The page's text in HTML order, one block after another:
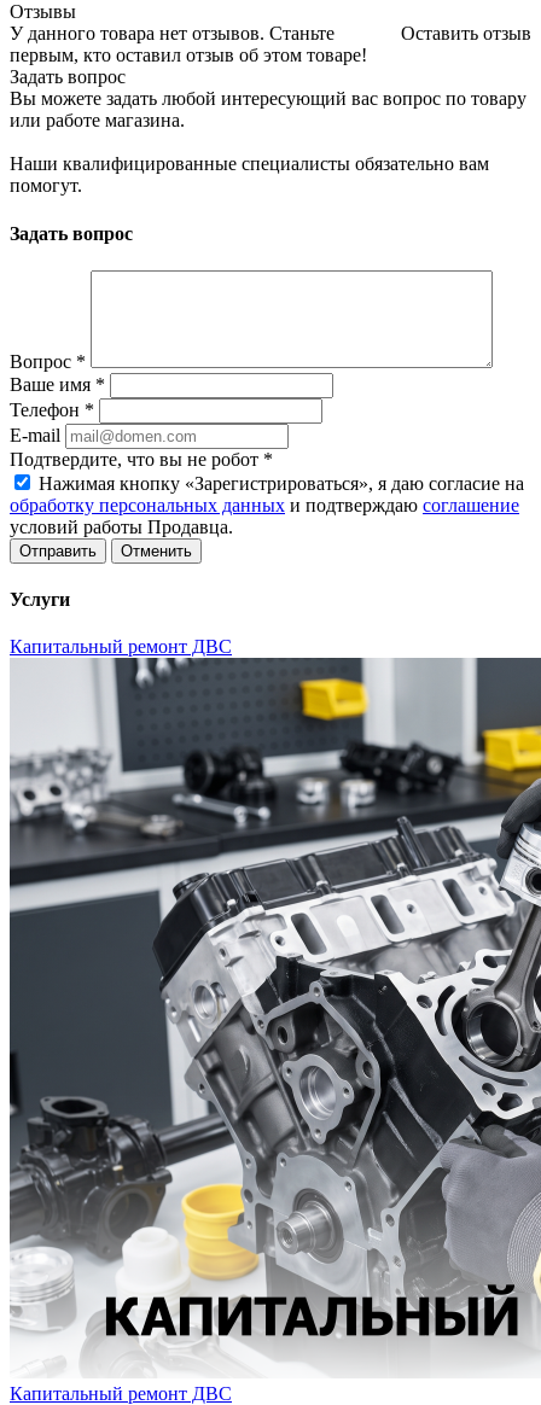
Отзывы
Оставить отзыв
У данного товара нет отзывов. Станьте
первым, кто оставил отзыв об этом товаре!
Задать вопрос
Вы можете задать любой интересующий вас вопрос по товару
или работе магазина.
Наши квалифицированные специалисты обязательно вам
помогут.
Задать вопрос
Вопрос *
Ваше имя *
Телефон *
E-mail
Подтвердите, что вы не робот *
Нажимая кнопку «Зарегистрироваться», я даю согласие на
обработку персональных данных и подтверждаю соглашение
условий работы Продавца.
Отменить
Услуги
Капитальный ремонт ДВС
Капитальный ремонт ДВС